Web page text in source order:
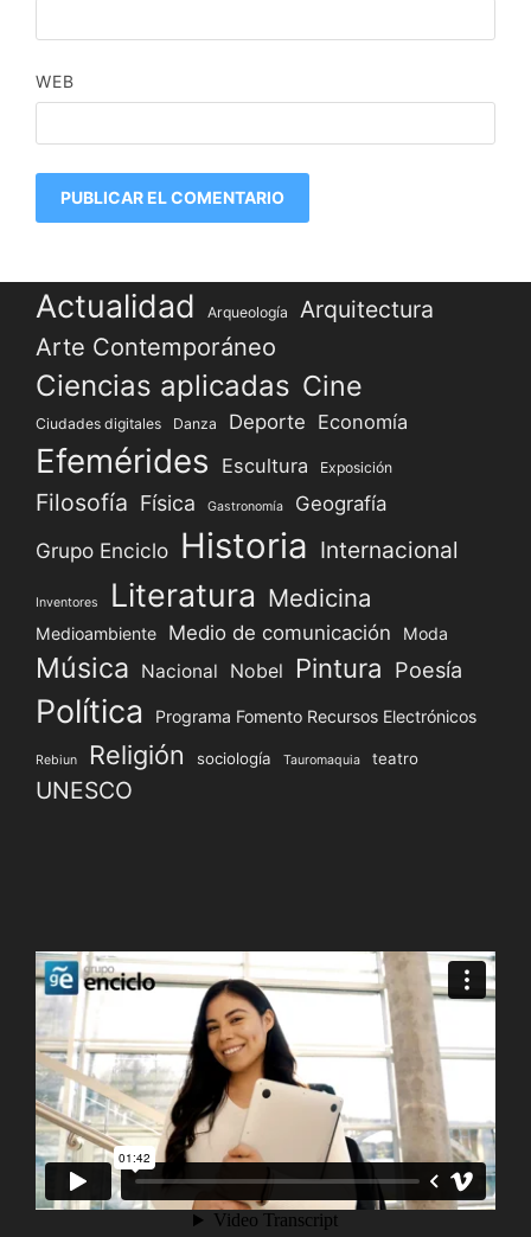
WEB
Actualidad Arqueología Arquitectura
Arte Contemporáneo
Ciencias aplicadas Cine
Ciudades digitales Danza Deporte Economía
Efemérides Escultura Exposición
Filosofía Física Gastronomía Geografía
Grupo Enciclo Historia Internacional
Inventores Literatura Medicina
Medioambiente Medio de comunicación Moda
Música Nacional Nobel Pintura Poesía
Política Programa Fomento Recursos Electrónicos
Rebiun Religión sociología Tauromaquia teatro
UNESCO